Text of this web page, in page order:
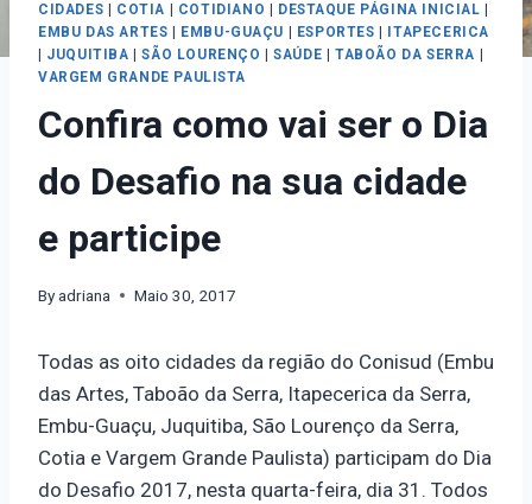
CIDADES COTIA COTIDIANO DESTAQUE PÁGINA INICIAL
EMBU DAS ARTES
EMBU-GUAÇU ESPORTES
ITAPECERICA
JUQUITIBA |SÃO LOURENÇO |SAÚDE |TABOÃO DA SERRA
VARGEM GRANDE PAULISTA
Confira como vai ser o Dia
do Desafio na sua cidade
e participe
Byadriana Maio 30, 2017
Todas as oito cidades da região do Conisud (Embu
das Artes, Taboão da Serra, Itapecerica da Serra,
Embu-Guaçu, Juquitiba, São Lourenço da Serra,
Cotia e Vargem Grande Paulista) participam do Dia
do Desafio 2017, nesta quarta-feira, dia 31. Todos